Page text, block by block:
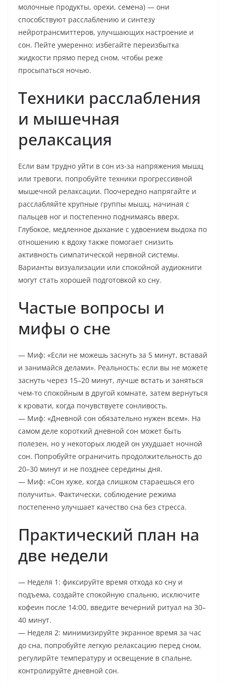
молочные продукты, орехи, семена) — они
способствуют расслаблению и синтезу
нейротрансмиттеров, улучшающих настроение и
сон. Пейте умеренно: избегайте переизбытка
жидкости прямо перед сном, чтобы реже
просыпаться ночью.
Техники расслабления
и мышечная
релаксация
Если вам трудно уйти в сон из-за напряжения мышц
или тревоги, попробуйте техники прогрессивной
мышечной релаксации. Поочередно напрягайте и
расслабляйте крупные группы мышц, начиная с
пальцев ног и постепенно поднимаясь вверх.
Глубокое, медленное дыхание с удвоением выдоха по
отношению к вдоху также помогает снизить
активность симпатической нервной системы.
Варианты визуализации или спокойной аудиокниги
могут стать хорошей подготовкой ко сну.
Частые вопросы и
мифы о сне
— Миф: «Если не можешь заснуть за 5 минут, вставай
и занимайся делами». Реальность: если вы не можете
заснуть через 15–20 минут, лучше встать и заняться
чем-то спокойным в другой комнате, затем вернуться
к кровати, когда почувствуете сонливость.
— Миф: «Дневной сон обязательно нужен всем». На
самом деле короткий дневной сон может быть
полезен, но у некоторых людей он ухудшает ночной
сон. Попробуйте ограничить продолжительность до
20–30 минут и не позднее середины дня.
— Миф: «Сон хуже, когда слишком стараешься его
получить». Фактически, соблюдение режима
постепенно улучшает качество сна без стресса.
Практический план на
две недели
— Неделя 1: фиксируйте время отхода ко сну и
подъема, создайте спокойную спальню, исключите
кофеин после 14:00, введите вечерний ритуал на 30–
40 минут.
— Неделя 2: минимизируйте экранное время за час
до сна, попробуйте легкую релаксацию перед сном,
регулирйте температуру и освещение в спальне,
контролируйте дневной сон.